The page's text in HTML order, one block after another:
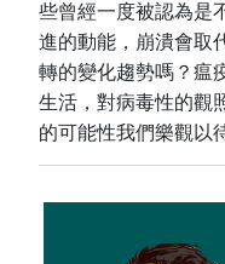
些曾經一度被認為是
進的動能，崩潰會取
轉的變化趨勢嗎？瘟
生活，對病毒性的觀
的可能性我們樂觀以